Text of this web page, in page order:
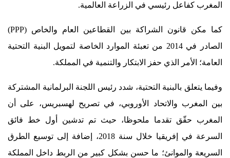
المغرب كفاعل رئيسي في الزراعة العالمية.
كما مكن قانون الشراكة بين القطاعين العام والخاص (PPP)
الصادر في 2014 من تعبئة الموارد الخاصة لتمويل البنية التحتية
العامة؛ الأمر الذي حفز الابتكار والتنمية في المملكة.
وفيما يتعلق بالبنية التحتية، شدد رئيس اللجنة البرلمانية المشتركة
بين المغرب والاتحاد الأوروبي، في تصريح لهسبريس، على أن
المغرب حقّق تقدما ملحوظا، حيث تم تدشين أول خط فائق
السرعة في إفريقيا خلال سنة 2018، إضافة إلى توسيع الطرق
السريعة والموانئ؛ ما حسن بشكل كبير من الربط داخل المملكة